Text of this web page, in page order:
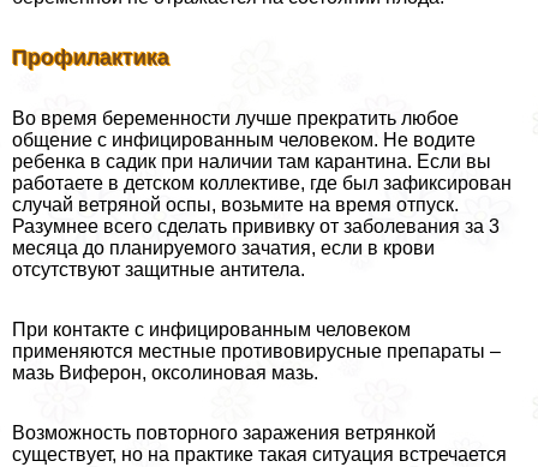
Профилактика
Во время беременности лучше прекратить любое
общение с инфицированным человеком. Не водите
ребенка в садик при наличии там карантина. Если вы
работаете в детском коллективе, где был зафиксирован
случай ветряной оспы, возьмите на время отпуск.
Разумнее всего сделать прививку от заболевания за 3
месяца до планируемого зачатия, если в крови
отсутствуют защитные антитела.
При контакте с инфицированным человеком
применяются местные противовирусные препараты –
мазь Виферон, оксолиновая мазь.
Возможность повторного заражения ветрянкой
существует, но на пpaктике такая ситуация встречается